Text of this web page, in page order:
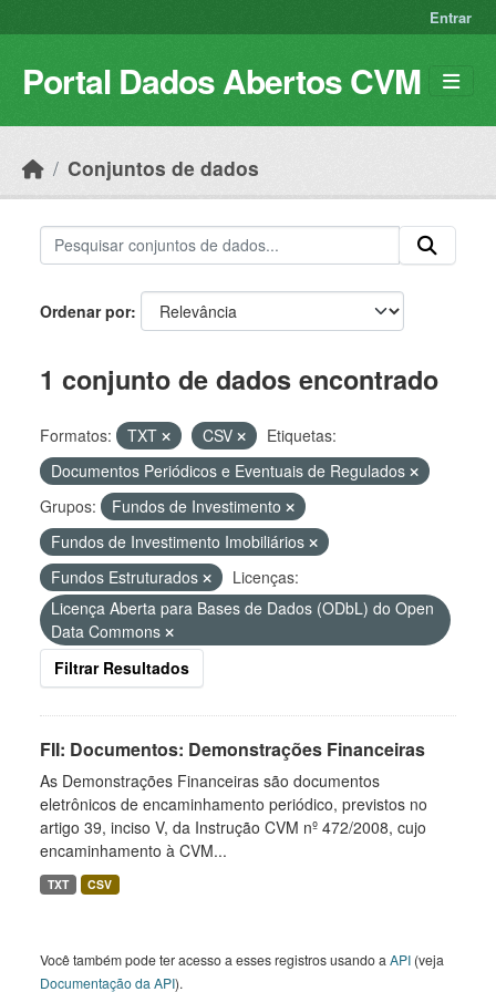
Entrar
Portal Dados Abertos CVM
Conjuntos de dados
Ordenar por
1 conjunto de dados encontrado
Formatos: TXT CSV
Etiquetas:
Documentos Periódicos e Eventuais de Regulados
Grupos:
Fundos de Investimento
Fundos de Investimento Imobiliários
Fundos Estruturados
Licenças:
Licença Aberta para Bases de Dados (ODbL) do Open
Data Commons
Filtrar Resultados
FII: Documentos: Demonstrações Financeiras
As Demonstrações Financeiras são documentos
eletrônicos de encaminhamento periódico, previstos no
artigo 39, inciso V, da Instrução CVM nº 472/2008, cujo
encaminhamento à CVM...
TXT CSV
Você também pode ter acesso a esses registros usando a API (veja
Documentação da API).